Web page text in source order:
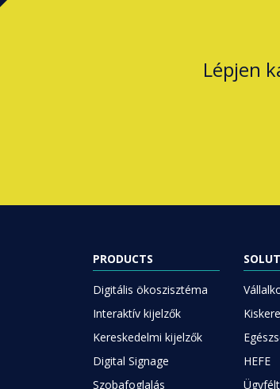
Lépjen
PRODUCTS
Digitális ökoszisztéma
Interaktív kijelzők
Kereskedelmi kijelzők
Digital Signage
Szobafoglalás
HEFE